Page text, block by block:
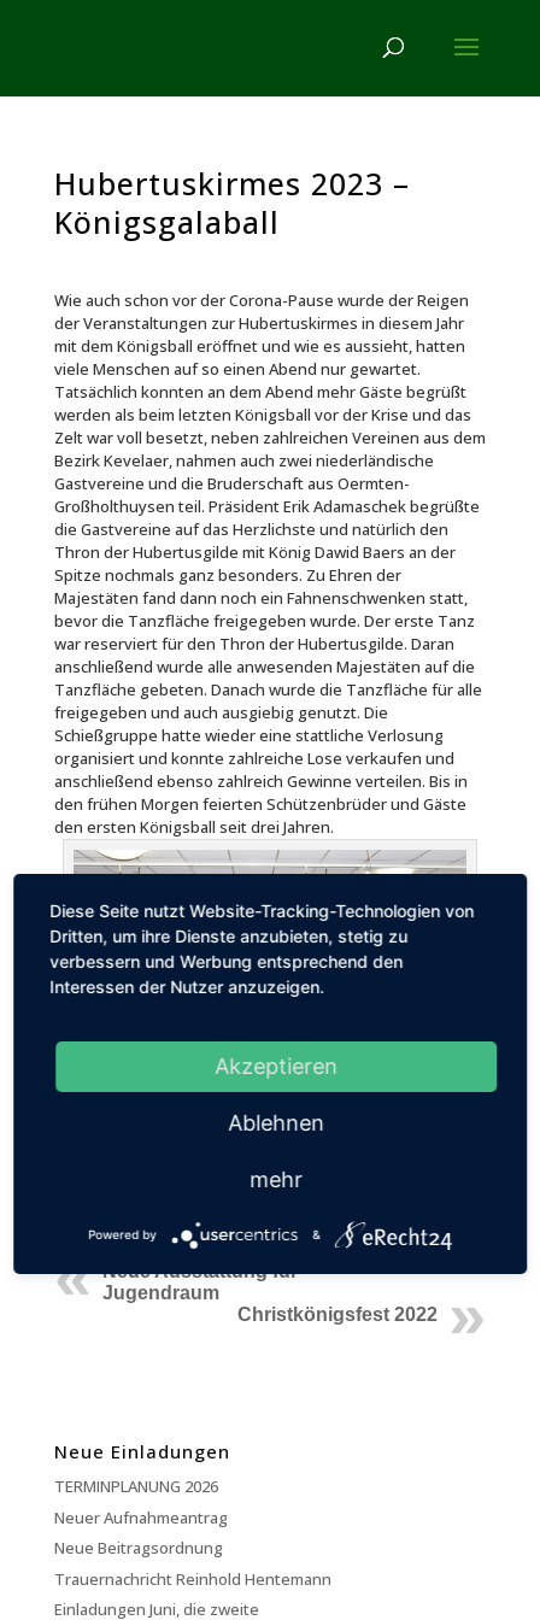
Hubertuskirmes 2023 –
Königsgalaball
Wie auch schon vor der Corona-Pause wurde der Reigen
der Veranstaltungen zur Hubertuskirmes in diesem Jahr
mit dem Königsball eröffnet und wie es aussieht, hatten
viele Menschen auf so einen Abend nur gewartet.
Tatsächlich konnten an dem Abend mehr Gäste begrüßt
werden als beim letzten Königsball vor der Krise und das
Zelt war voll besetzt, neben zahlreichen Vereinen aus dem
Bezirk Kevelaer, nahmen auch zwei niederländische
Gastvereine und die Bruderschaft aus Oermten-
Großholthuysen teil. Präsident Erik Adamaschek begrüßte
die Gastvereine auf das Herzlichste und natürlich den
Thron der Hubertusgilde mit König Dawid Baers an der
Spitze nochmals ganz besonders. Zu Ehren der
Majestäten fand dann noch ein Fahnenschwenken statt,
bevor die Tanzfläche freigegeben wurde. Der erste Tanz
war reserviert für den Thron der Hubertusgilde. Daran
anschließend wurde alle anwesenden Majestäten auf die
Tanzfläche gebeten. Danach wurde die Tanzfläche für alle
freigegeben und auch ausgiebig genutzt. Die
Schießgruppe hatte wieder eine stattliche Verlosung
organisiert und konnte zahlreiche Lose verkaufen und
anschließend ebenso zahlreich Gewinne verteilen. Bis in
den frühen Morgen feierten Schützenbrüder und Gäste
den ersten Königsball seit drei Jahren.
Das Königspaar mit seinen Adjutanten. Von links
Adjutant Hubert Verhülsdonk mit seiner Gattin Melitta,
Mathias Löcher mit seiner Gattin Sandra
Neue Ausstattung für
Jugendraum
Christkönigsfest 2022
Neue Einladungen
TERMINPLANUNG 2026
Neuer Aufnahmeantrag
Neue Beitragsordnung
Trauernachricht Reinhold Hentemann
Einladungen Juni, die zweite
Diese Seite nutzt Website-Tracking-Technologien von
Dritten, um ihre Dienste anzubieten, stetig zu
verbessern und Werbung entsprechend den
Interessen der Nutzer anzuzeigen.
Akzeptieren
Ablehnen
mehr
Powered by &